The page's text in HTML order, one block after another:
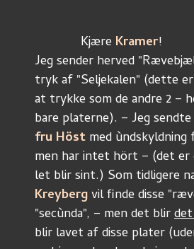
	     Kjære
Kramer!
Jeg sender herved
tryk af "Seljekalen" (dette
at trykke som de andre 2 –
bare platerne). – Jeg
fru Höst med
men har intet hört – (det er
let blir sint.) Som tidligere
Kreyberg vil finde disse
"secùnda", – men det blir
blir lavet af disse plater